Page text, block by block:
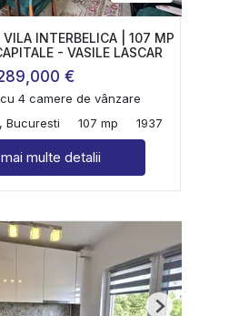
INTERBELICA | 107 MP
- VASILE LASCAR
€
4 camere de vânzare
Bucuresti
107 mp 1937
multe detalii
Next